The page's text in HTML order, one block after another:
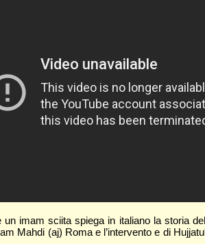
imam sciita spiega in italiano la storia
Mahdi (aj) Roma e l’intervento e di